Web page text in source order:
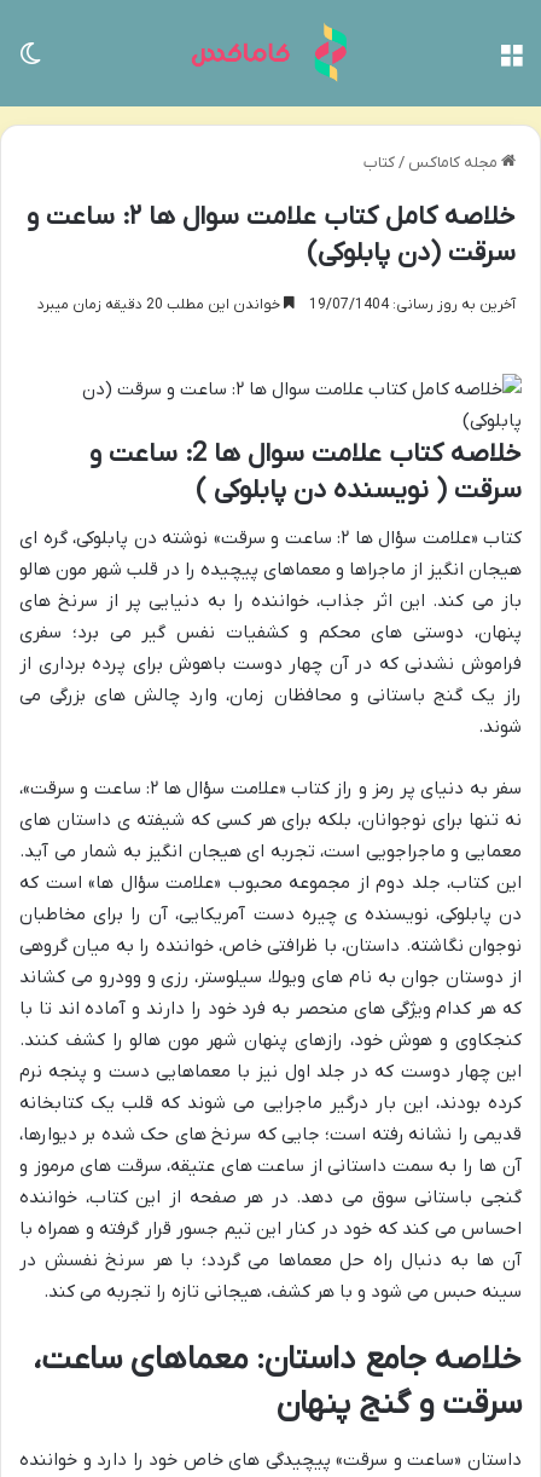
مجله کاماکس /کتاب
خلاصه کامل کتاب علامت سوال ها ۲: ساعت و
سرقت (دن پابلوکی)
آخرین به روز رسانی: 19/07/1404 خواندن این مطلب 20 دقیقه زمان میبرد
خلاصه کتاب علامت سوال ها 2: ساعت و
سرقت ( نویسنده دن پابلوکی )
کتاب «علامت سؤال ها ۲: ساعت و سرقت» نوشته دن پابلوکی، گره ای
هیجان انگیز از ماجراها و معماهای پیچیده را در قلب شهر مون هالو
باز می کند. این اثر جذاب، خواننده را به دنیایی پر از سرنخ های
پنهان، دوستی های محکم و کشفیات نفس گیر می برد؛ سفری
فراموش نشدنی که در آن چهار دوست باهوش برای پرده برداری از
راز یک گنج باستانی و محافظان زمان، وارد چالش های بزرگی می
شوند.
سفر به دنیای پر رمز و راز کتاب «علامت سؤال ها ۲: ساعت و سرقت»،
نه تنها برای نوجوانان، بلکه برای هر کسی که شیفته ی داستان های
معمایی و ماجراجویی است، تجربه ای هیجان انگیز به شمار می آید.
این کتاب، جلد دوم از مجموعه محبوب «علامت سؤال ها» است که
دن پابلوکی، نویسنده ی چیره دست آمریکایی، آن را برای مخاطبان
نوجوان نگاشته. داستان، با ظرافتی خاص، خواننده را به میان گروهی
از دوستان جوان به نام های ویولا، سیلوستر، رزی و وودرو می کشاند
که هر کدام ویژگی های منحصر به فرد خود را دارند و آماده اند تا با
کنجکاوی و هوش خود، رازهای پنهان شهر مون هالو را کشف کنند.
این چهار دوست که در جلد اول نیز با معماهایی دست و پنجه نرم
کرده بودند، این بار درگیر ماجرایی می شوند که قلب یک کتابخانه
قدیمی را نشانه رفته است؛ جایی که سرنخ های حک شده بر دیوارها،
آن ها را به سمت داستانی از ساعت های عتیقه، سرقت های مرموز و
گنجی باستانی سوق می دهد. در هر صفحه از این کتاب، خواننده
احساس می کند که خود در کنار این تیم جسور قرار گرفته و همراه با
آن ها به دنبال راه حل معماها می گردد؛ با هر سرنخ نفسش در
سینه حبس می شود و با هر کشف، هیجانی تازه را تجربه می کند.
خلاصه جامع داستان: معماهای ساعت،
سرقت و گنج پنهان
داستان «ساعت و سرقت» پیچیدگی های خاص خود را دارد و خواننده